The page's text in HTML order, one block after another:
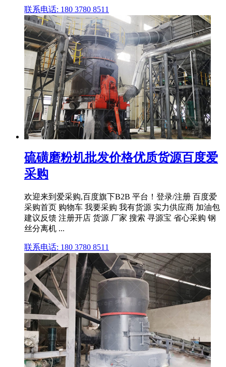
联系电话: 180 3780 8511
硫磺磨粉机批发价格优质货源百度爱
采购
欢迎来到爱采购,百度旗下B2B 平台！登录/注册 百度爱
采购首页 购物车 我要采购 我有货源 实力供应商 加油包
建议反馈 注册开店 货源 厂家 搜索 寻源宝 省心采购 钢
丝分离机 ...
联系电话: 180 3780 8511